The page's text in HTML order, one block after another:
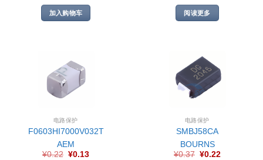
加入购物车 阅读更多
电路保护
F0603HI7000V032T
AEM
¥0.22 ¥0.13
电路保护
SMBJ58CA
BOURNS
¥0.37 ¥0.22